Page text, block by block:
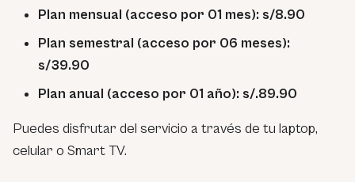
Plan mensual (acceso por 01 mes): s/8.90
Plan semestral (acceso por 06 meses):
s/39.90
Plan anual (acceso por 01 año): s/.89.90
Puedes disfrutar del servicio a través de tu laptop,
celular o Smart TV.